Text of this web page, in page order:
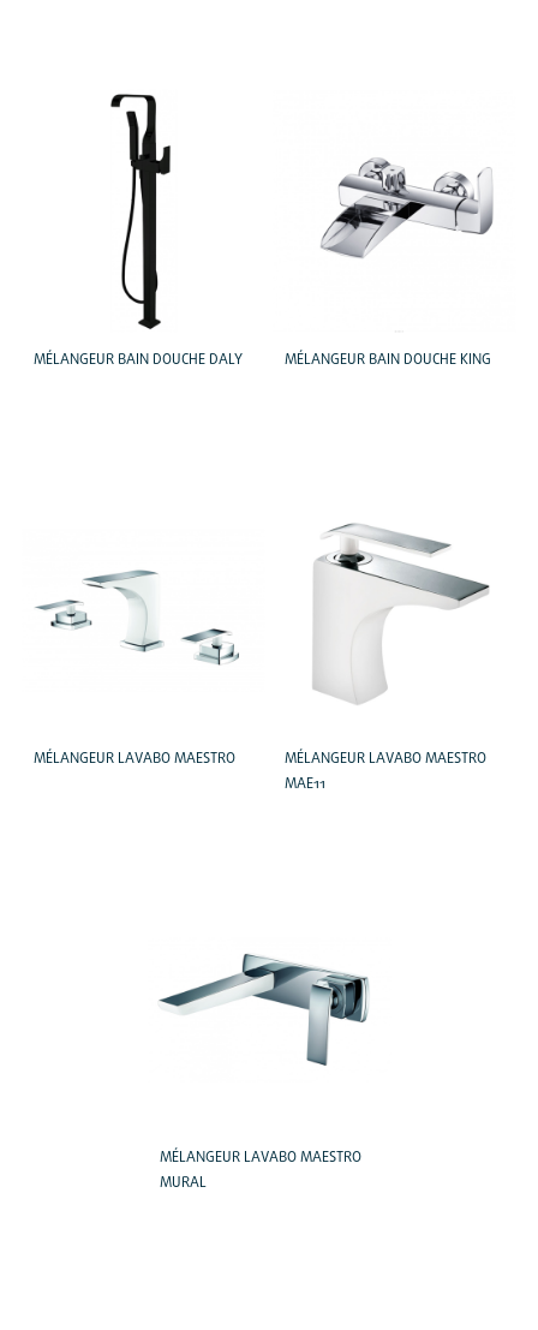
MÉLANGEUR BAIN DOUCHE DALY MÉLANGEUR BAIN DOUCHE KING
MÉLANGEUR LAVABO MAESTRO
MÉLANGEUR LAVABO MAESTRO
MAE11
MÉLANGEUR LAVABO MAESTRO
MURAL